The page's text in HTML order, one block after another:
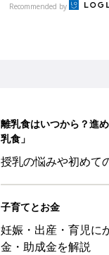
Recommended by
離乳食はいつから？進
乳食」
授乳の悩みや初めて
子育てとお金
妊娠・出産・育児に
金・助成金を解説